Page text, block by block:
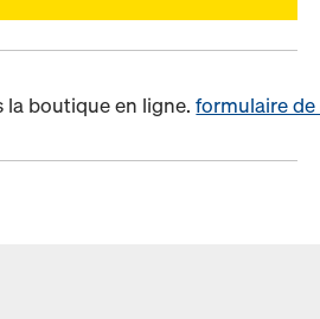
la boutique en ligne.formulaire